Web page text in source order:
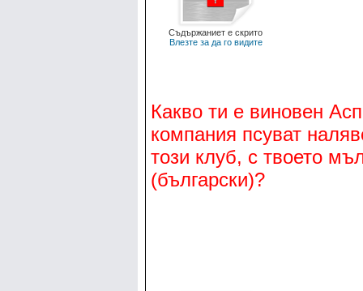
Съдържаниет е скрито
Влезте за да го видите
Какво ти е виновен
компания псуват
този клуб, с твоето
(български)?